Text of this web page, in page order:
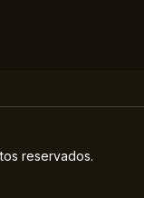
reservados.